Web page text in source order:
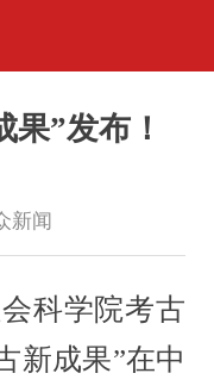
果”发布！
新闻
科学院考古
新成果”在中